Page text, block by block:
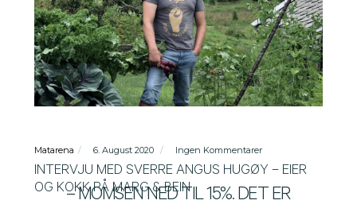
Matarena 6. August 2020 Ingen Kommentarer
INTERVJU MED SVERRE ANGUS HUGØY – EIER
OG KOKK PÅ MARG & BEIN
– MOMSEN NED TIL 15%. DET ER